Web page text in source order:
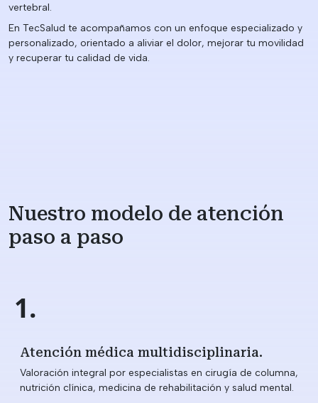
vertebral.
En TecSalud te acompañamos con un enfoque especializado y
personalizado, orientado a aliviar el dolor, mejorar tu movilidad
y recuperar tu calidad de vida.
Nuestro modelo de atención
paso a paso
1.
Atención médica multidisciplinaria.
Valoración integral por especialistas en cirugía de columna,
nutrición clínica, medicina de rehabilitación y salud mental.